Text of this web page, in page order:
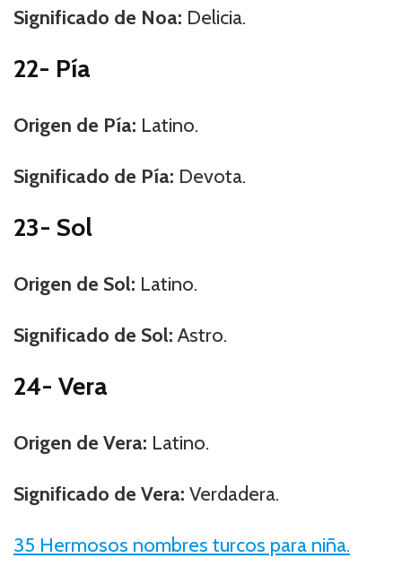
Significado de Noa: Delicia.
22- Pía
Origen de Pía: Latino.
Significado de Pía: Devota.
23- Sol
Origen de Sol: Latino.
Significado de Sol:Astro.
24- Vera
Origen de Vera: Latino.
Significado de Vera: Verdadera.
35 Hermosos nombres turcos para niña.